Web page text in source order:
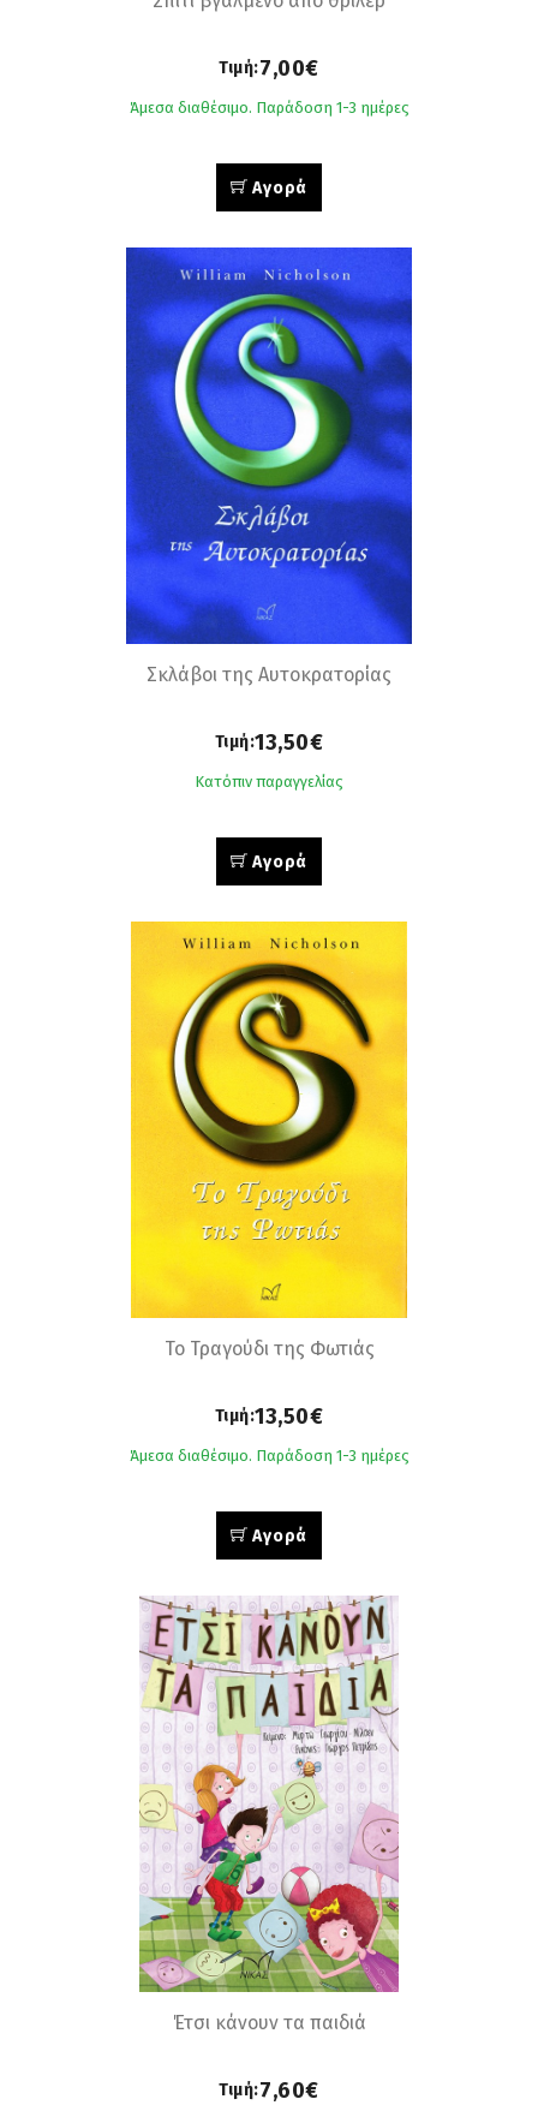
Τιμή:7,00€
Άμεσα διαθέσιμο. Παράδοση 1-3 ημέρες
Αγορά
Σκλάβοι της Αυτοκρατορίας
Τιμή:13,50€
Κατόπιν παραγγελίας
Αγορά
Το Τραγούδι της Φωτιάς
Τιμή:13,50€
Άμεσα διαθέσιμο. Παράδοση 1-3 ημέρες
Αγορά
Έτσι κάνουν τα παιδιά
Τιμή:7,60€